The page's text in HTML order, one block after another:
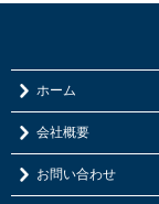
ホーム
会社概要
お問い合わせ